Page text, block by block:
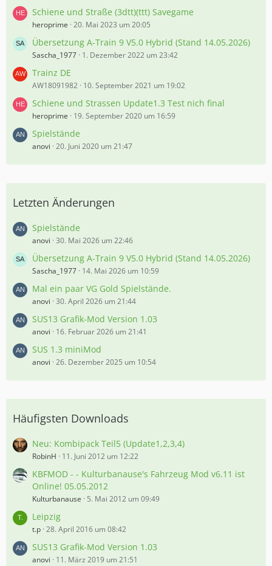
Schiene und Straße (3dtt)(ttt) Savegame
heroprime 20. Mai 2023 um 20:05
Übersetzung A-Train 9 V5.0 Hybrid (Stand 14.05.2026)
Sascha_1977 1. Dezember 2022 um 23:42
Trainz DE
AW18091982 10. September 2021 um 19:02
Schiene und Strassen Update1.3 Test nich final
heroprime 19. September 2020 um 16:59
Spielstände
anovi 20. Juni 2020 um 21:47
Letzten Änderungen
Spielstände
anovi 30. Mai 2026 um 22:46
Übersetzung A-Train 9 V5.0 Hybrid (Stand 14.05.2026)
Sascha_1977 14. Mai 2026 um 10:59
Mal ein paar VG Gold Spielstände.
anovi 30. April 2026 um 21:44
SUS13 Grafik-Mod Version 1.03
anovi 16. Februar 2026 um 21:41
SUS 1.3 miniMod
anovi 26. Dezember 2025 um 10:54
Häufigsten Downloads
Neu: Kombipack Teil5 (Update1,2,3,4)
RobinH 11. Juni 2012 um 12:22
KBFMOD - - Kulturbanause's Fahrzeug Mod v6.11 ist
Online! 05.05.2012
Kulturbanause 5. Mai 2012 um 09:49
Leipzig
t.p 28. April 2016 um 08:42
SUS13 Grafik-Mod Version 1.03
anovi 11. März 2019 um 21:51